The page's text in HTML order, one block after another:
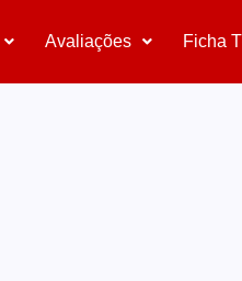
Avaliações Ficha